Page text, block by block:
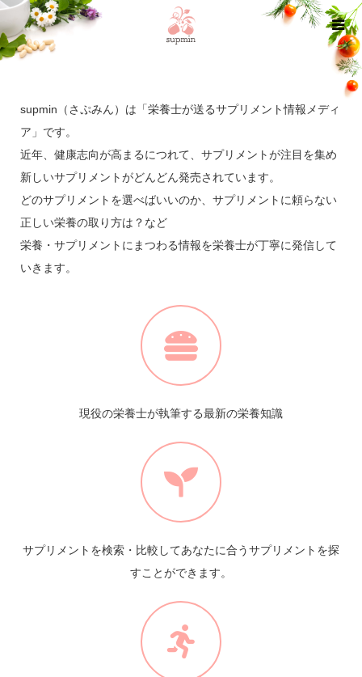
supmin（さぷみん）は「栄養士が送るサプリメント情報メディ
ア」です。
近年、健康志向が高まるにつれて、サプリメントが注目を集め
新しいサプリメントがどんどん発売されています。
どのサプリメントを選べばいいのか、サプリメントに頼らない
正しい栄養の取り方は？など
栄養・サプリメントにまつわる情報を栄養士が丁寧に発信して
いきます。
現役の栄養士が執筆する最新の栄養知識
サプリメントを検索・比較してあなたに合うサプリメントを探
すことができます。